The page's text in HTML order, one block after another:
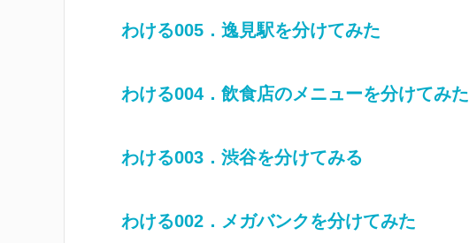
わける005．逸見駅を分けてみた
わける004．飲食店のメニューを分けてみた
わける003．渋谷を分けてみる
わける002．メガバンクを分けてみた